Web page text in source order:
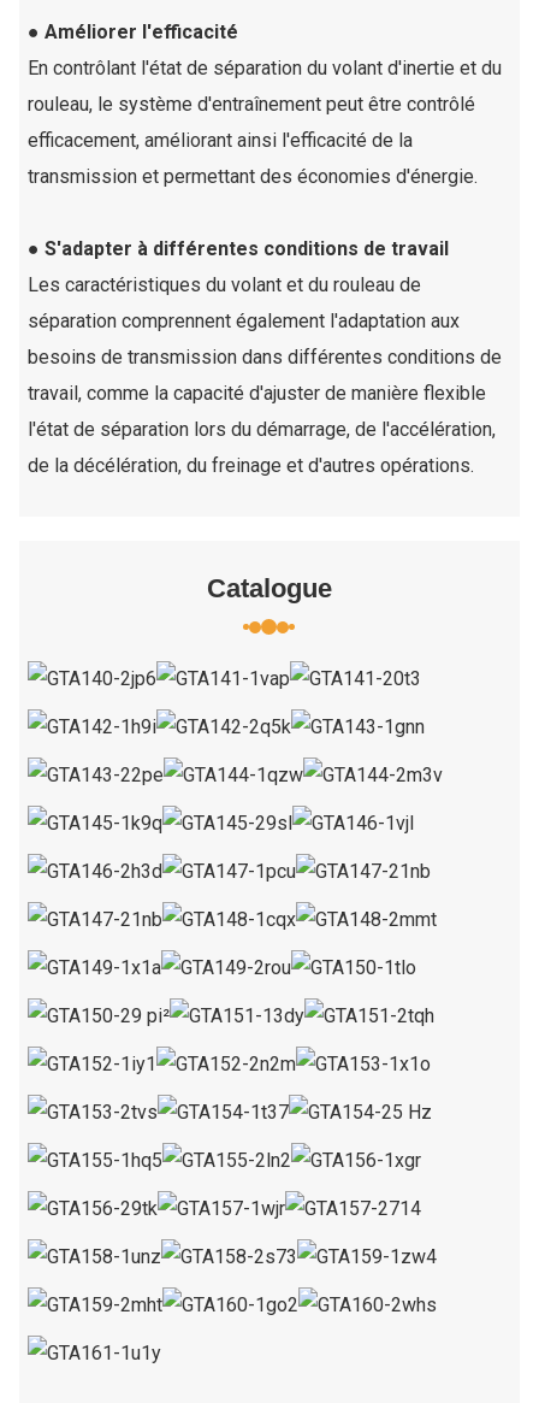
● Améliorer l'efficacité
En contrôlant l'état de séparation du volant d'inertie et du
rouleau, le système d'entraînement peut être contrôlé
efficacement, améliorant ainsi l'efficacité de la
transmission et permettant des économies d'énergie.
● S'adapter à différentes conditions de travail
Les caractéristiques du volant et du rouleau de
séparation comprennent également l'adaptation aux
besoins de transmission dans différentes conditions de
travail, comme la capacité d'ajuster de manière flexible
l'état de séparation lors du démarrage, de l'accélération,
de la décélération, du freinage et d'autres opérations.
Catalogue